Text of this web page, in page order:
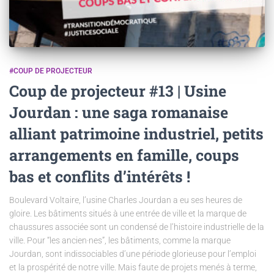
#COUP DE PROJECTEUR
Coup de projecteur #13 | Usine
Jourdan : une saga romanaise
alliant patrimoine industriel, petits
arrangements en famille, coups
bas et conflits d’intérêts !
Boulevard Voltaire, l’usine Charles Jourdan a eu ses heures de
gloire. Les bâtiments situés à une entrée de ville et la marque de
chaussures associée sont un condensé de l’histoire industrielle de la
ville. Pour “les ancien·nes”, les bâtiments, comme la marque
Jourdan, sont indissociables d’une période glorieuse pour l’emploi
et la prospérité de notre ville. Mais faute de projets menés à terme,